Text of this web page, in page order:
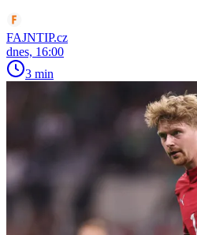
FAJNTIP.cz
dnes, 16:00
3 min